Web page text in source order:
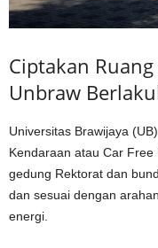
Ciptakan
Unbraw
Universitas Brawijaya
Kendaraan atau Car
gedung Rektorat dan
dan sesuai dengan
energi.